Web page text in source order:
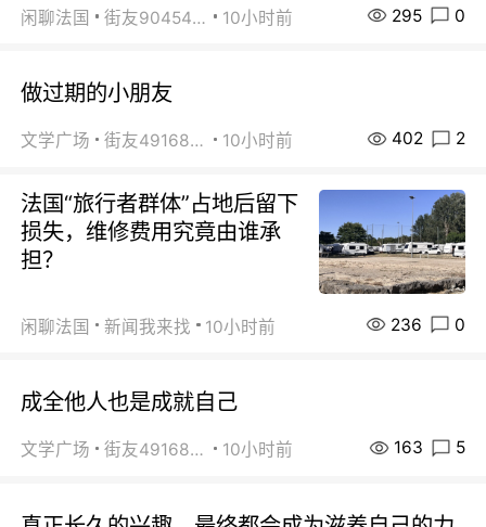
闲聊法国 街友90454511 10小时前 295 0
做过期的小朋友
文学广场 街友49168527 10小时前 402 2
法国“旅行者群体”占地后留下
损失，维修费用究竟由谁承
担？
闲聊法国 新闻我来找 10小时前 236 0
成全他人也是成就自己
文学广场 街友49168527 10小时前 163 5